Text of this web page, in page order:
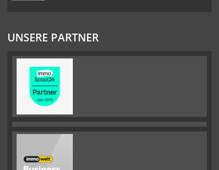
UNSERE PARTNER